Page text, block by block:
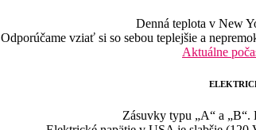
Denná teplota v New
Odporúčame vziať si so sebou teplejšie a
Aktuálne
Zásuvky typu „A“ a „B“.